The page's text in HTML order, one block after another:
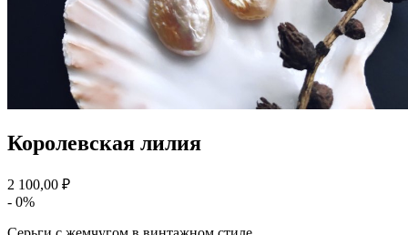
Королевская лилия
2 100,00 ₽
- 0%